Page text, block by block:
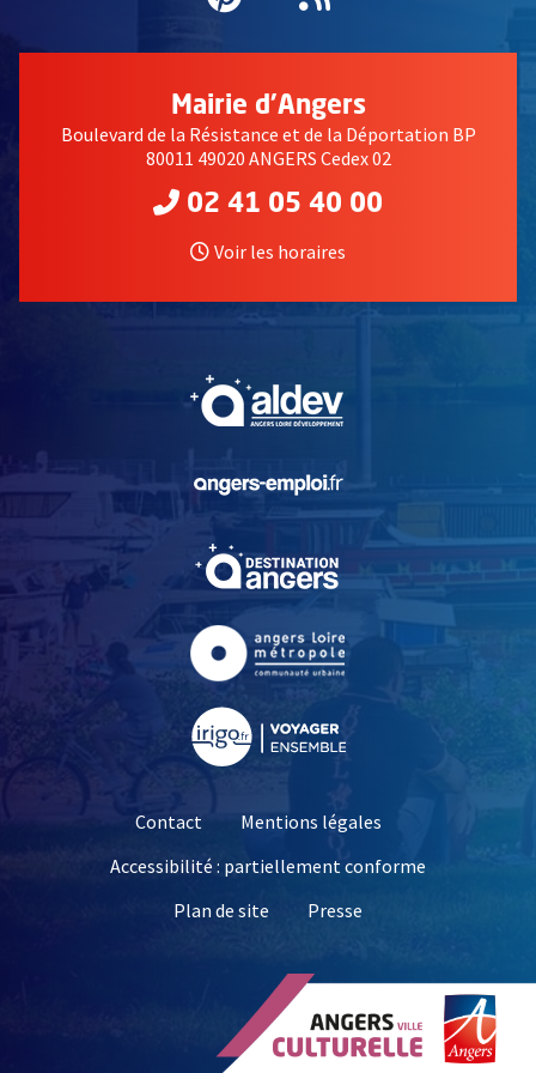
Mairie d'Angers
Boulevard de la Résistance et de la Déportation BP
80011 49020 ANGERS Cedex 02
02 41 05 40 00
Voir les horaires
, Ouvre une nouvelle
, Ouvre une nouvelle
Contact
Mentions légales
Accessibilité : partiellement conforme
Plan de site
Presse